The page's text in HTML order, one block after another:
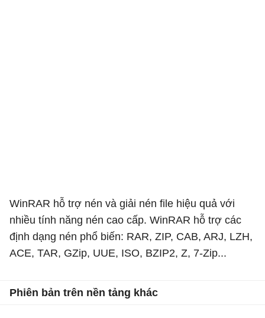
WinRAR hỗ trợ nén và giải nén file hiệu quả với
nhiều tính năng nén cao cấp. WinRAR hỗ trợ các
định dạng nén phổ biến: RAR, ZIP, CAB, ARJ, LZH,
ACE, TAR, GZip, UUE, ISO, BZIP2, Z, 7-Zip...
Phiên bản trên nền tảng khác